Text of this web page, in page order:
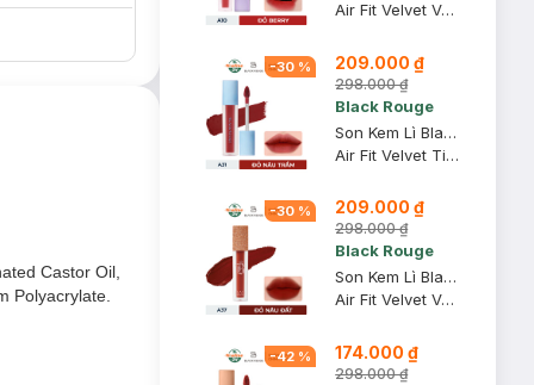
Castor Oil,
Polyacrylate.
Air Fit Velvet Ver 2 Mood Filter #A10 Red Berry
-30 % 209.000 ₫
298.000 ₫
Black Rouge
Son Kem Lì Black Rouge A31 Dry Daisy - Đỏ Nâu Trầm 4.5g
Air Fit Velvet Tint Ver 6 Blueming Garden #A31 Dry Daisy
-30 % 209.000 ₫
298.000 ₫
Black Rouge
Son Kem Lì Black Rouge A37 Chili King - Đỏ Nâu Đất 4.5g
Air Fit Velvet Ver 7 Velvet Crown
-42 % 174.000 ₫
298.000 ₫